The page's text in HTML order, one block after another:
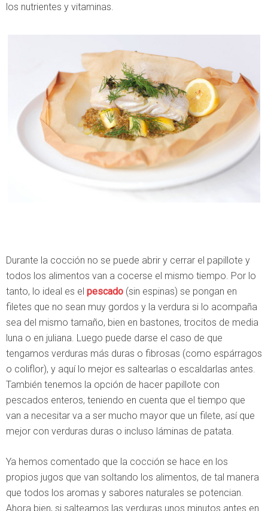
los nutrientes y vitaminas.
Durante la cocción no se puede abrir y cerrar el papillote y
todos los alimentos van a cocerse el mismo tiempo. Por lo
tanto, lo ideal es el pescado (sin espinas) se pongan en
filetes que no sean muy gordos y la verdura si lo acompaña
sea del mismo tamaño, bien en bastones, trocitos de media
luna o en juliana. Luego puede darse el caso de que
tengamos verduras más duras o fibrosas (como espárragos
o coliflor), y aquí lo mejor es saltearlas o escaldarlas antes.
También tenemos la opción de hacer papillote con
pescados enteros, teniendo en cuenta que el tiempo que
van a necesitar va a ser mucho mayor que un filete, así que
mejor con verduras duras o incluso láminas de patata.
Ya hemos comentado que la cocción se hace en los
propios jugos que van soltando los alimentos, de tal manera
que todos los aromas y sabores naturales se potencian.
Ahora bien, si salteamos las verduras unos minutos antes en